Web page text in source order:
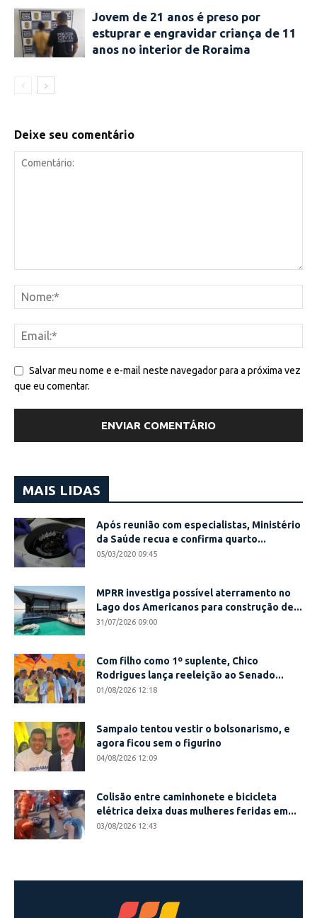
Jovem de 21 anos é preso por
estuprar e engravidar criança de 11
anos no interior de Roraima
Deixe seu comentário
Salvar meu nome e e-mail neste navegador para a próxima vez
que eu comentar.
MAIS LIDAS
Após reunião com especialistas, Ministério
da Saúde recua e confirma quarto...
05/03/2020 09:45
MPRR investiga possível aterramento no
Lago dos Americanos para construção de...
31/07/2026 09:00
Com filho como 1º suplente, Chico
Rodrigues lança reeleição ao Senado...
01/08/2026 12:18
Sampaio tentou vestir o bolsonarismo, e
agora ficou sem o figurino
04/08/2026 12:09
Colisão entre caminhonete e bicicleta
elétrica deixa duas mulheres feridas em...
03/08/2026 12:43